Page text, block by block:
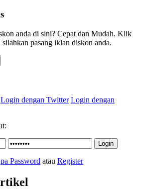
anda di sini? Cepat dan Mudah. Klik
pasang iklan diskon anda.
Login dengan Twitter Login dengan
Password atau Register